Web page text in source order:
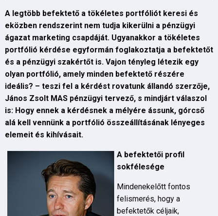
A legtöbb befektető a tökéletes portfóliót keresi és
eközben rendszerint nem tudja kikerülni a pénzügyi
ágazat marketing csapdáját. Ugyanakkor a tökéletes
portfólió kérdése egyformán foglakoztatja a befektetőt
és a pénzügyi szakértőt is. Vajon tényleg létezik egy
olyan portfólió, amely minden befektető részére
ideális? – teszi fel a kérdést rovatunk állandó szerzője,
János Zsolt MAS pénzügyi tervező, s mindjárt válaszol
is: Hogy ennek a kérdésnek a mélyére ássunk, górcső
alá kell vennünk a portfólió összeállításának lényeges
elemeit és kihívásait.
A befektetői profil
sokfélesége
Mindenekelőtt fontos
felismerés, hogy a
befektetők céljaik,